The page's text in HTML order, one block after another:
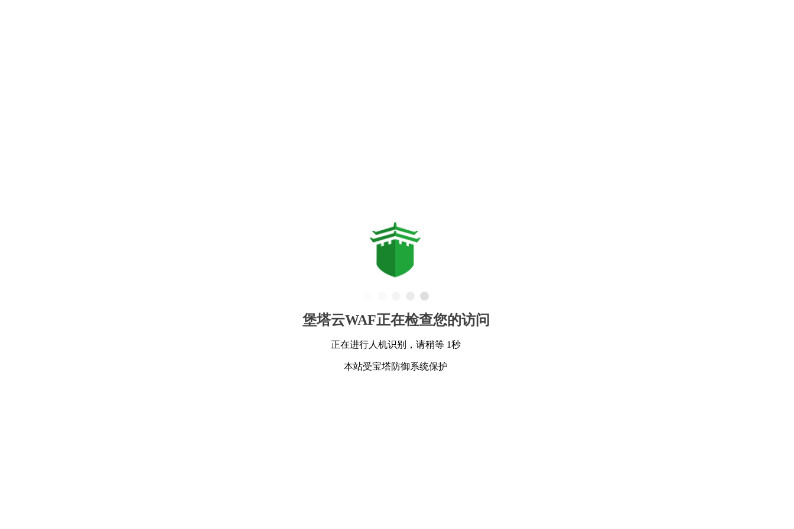
堡塔云WAF正在检查您的访问
正在进行人机识别，请稍等 1秒
本站受宝塔防御系统保护